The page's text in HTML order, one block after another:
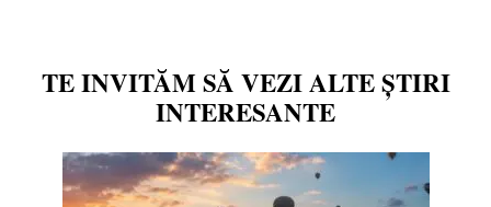
TE INVITĂM SĂ VEZI ALTE ȘTIRI
INTERESANTE